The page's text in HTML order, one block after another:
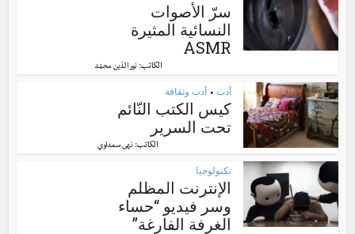
سرّ الأصوات
النسائية المثيرة
ASMR
الكاتب:نور الدّين محمّد
أدب • أدب وثقافة
كيس الكتب النّائم
تحت السرير
الكاتب: نهى سعداوي
تكنولوجيا
الإنترنت المظلم
وسر فيديو “حساء
الغرفة الفارغة”